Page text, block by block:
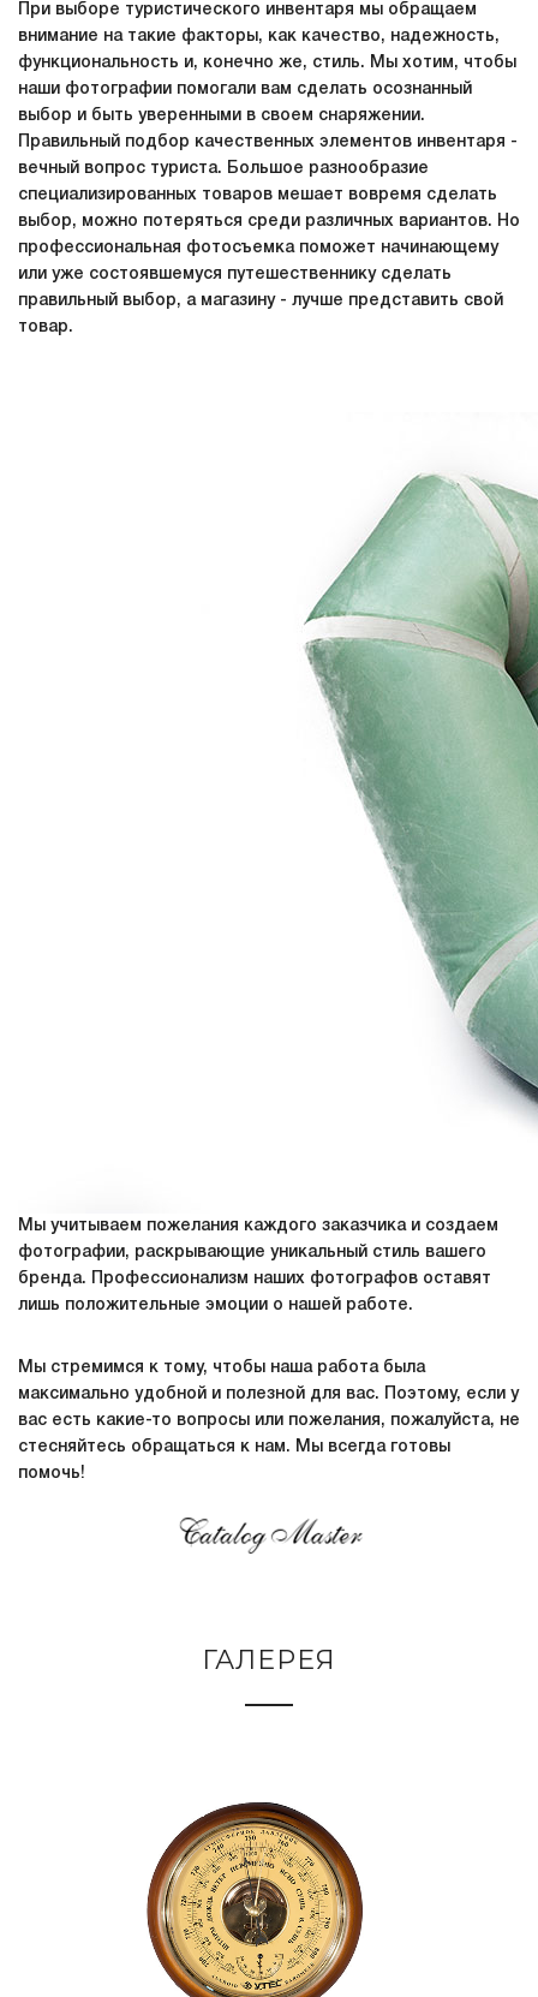
При выборе туристического инвентаря мы обращаем
внимание на такие факторы, как качество, надежность,
функциональность и, конечно же, стиль. Мы хотим, чтобы
наши фотографии помогали вам сделать осознанный
выбор и быть уверенными в своем снаряжении.
Правильный подбор качественных элементов инвентаря -
вечный вопрос туриста. Большое разнообразие
специализированных товаров мешает вовремя сделать
выбор, можно потеряться среди различных вариантов. Но
профессиональная фотосъемка поможет начинающему
или уже состоявшемуся путешественнику сделать
правильный выбор, а магазину - лучше представить свой
товар.
Мы учитываем пожелания каждого заказчика и создаем
фотографии, раскрывающие уникальный стиль вашего
бренда. Профессионализм наших фотографов оставят
лишь положительные эмоции о нашей работе.
Мы стремимся к тому, чтобы наша работа была
максимально удобной и полезной для вас. Поэтому, если у
вас есть какие-то вопросы или пожелания, пожалуйста, не
стесняйтесь обращаться к нам. Мы всегда готовы
помочь!
ГАЛЕРЕЯ